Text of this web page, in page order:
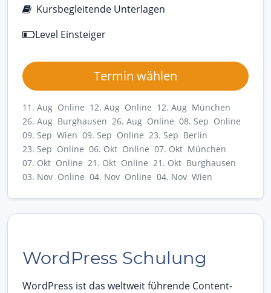
Kursbegleitende Unterlagen
Level Einsteiger
Termin wählen
11. Aug Online 12. Aug Online 12. Aug München
26. Aug Burghausen 26. Aug Online 08. Sep Online
09. Sep Wien 09. Sep Online 23. Sep Berlin
23. Sep Online 06. Okt Online 07. Okt München
07. Okt Online 21. Okt Online 21. Okt Burghausen
03. Nov Online 04. Nov Online 04. Nov Wien
WordPress Schulung
WordPress ist das weltweit führende Content-